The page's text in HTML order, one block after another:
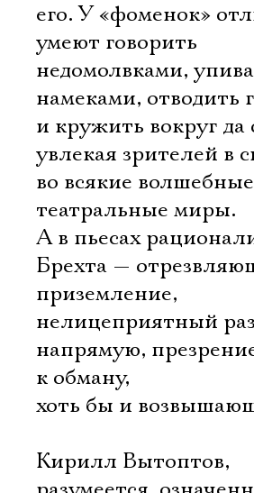
его. У «фоменок»
умеют говорить
недомолвками,
намеками, отводить
и кружить вокруг да
увлекая зрителей в
во всякие волшебные
театральные миры.
А в пьесах
Брехта —
приземление,
нелицеприятный
напрямую,
к обману,
хоть бы и
Кирилл Вытоптов,